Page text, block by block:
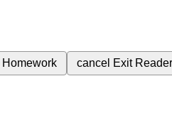
Homework cancel Exit